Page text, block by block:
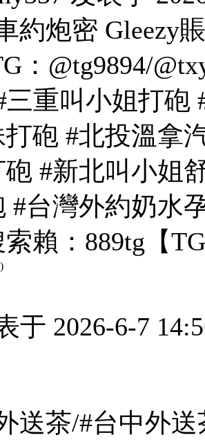
約炮密 Gleezy
：@tg9894/
三重叫小姐打
打砲 #北投溫拿
#新北叫小姐
#台灣外約奶水
賴：889tg【
于 2026-6-7
送茶/#台中外